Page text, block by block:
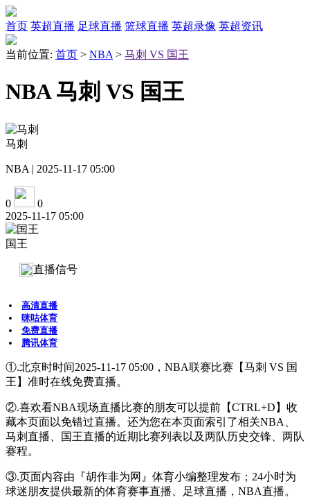
首页 英超直播 足球直播 篮球直播 英超录像 英超资讯
当前位置: 首页 > NBA > 马刺 VS 国王
NBA 马刺 VS 国王
马刺
NBA | 2025-11-17 05:00
0
0
2025-11-17 05:00
国王
直播信号
高清直播
咪咕体育
免费直播
腾讯体育
①.北京时时间2025-11-17 05:00，NBA联赛比赛【马刺 VS 国
王】准时在线免费直播。
②.喜欢看NBA现场直播比赛的朋友可以提前【CTRL+D】收
藏本页面以免错过直播。还为您在本页面索引了相关NBA、
马刺直播、国王直播的近期比赛列表以及两队历史交锋、两队
赛程。
③.页面内容由『胡作非为网』体育小编整理发布；24小时为
球迷朋友提供最新的体育赛事直播、足球直播，NBA直播。